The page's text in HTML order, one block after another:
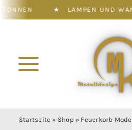
★ LAMPEN UND WANDBILDER
springen
Toggle
Startseite » Shop » Feuerkorb